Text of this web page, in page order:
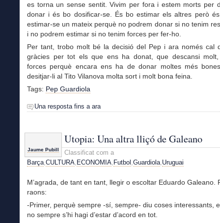
es torna un sense sentit. Vivim per fora i estem morts per
donar i és bo dosificar-se. És bo estimar els altres però
estimar-se un mateix perquè no podrem donar si no tenim
i no podrem estimar si no tenim forces per fer-ho.
Per tant, trobo molt bé la decisió del Pep i ara només cal
gràcies per tot els que ens ha donat, que descansi
forces perquè encara ens ha de donar moltes més
desitjar-li al Tito Vilanova molta sort i molt bona feina.
Tags: Pep Guardiola
Una resposta fins a ara
Jaume Pubill
Utopia: Una altra lliçó de Galeano
Classificat com a
Barça CULTURA ECONOMIA Futbol Guardiola Uruguai
M’agrada, de tant en tant, llegir o escoltar Eduardo Galeano.
raons:
-Primer, perquè sempre -sí, sempre- diu coses interessants,
no sempre s’hi hagi d’estar d’acord en tot.